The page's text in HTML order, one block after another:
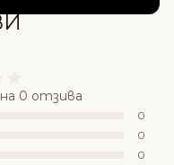
0 отзива
0
0
0